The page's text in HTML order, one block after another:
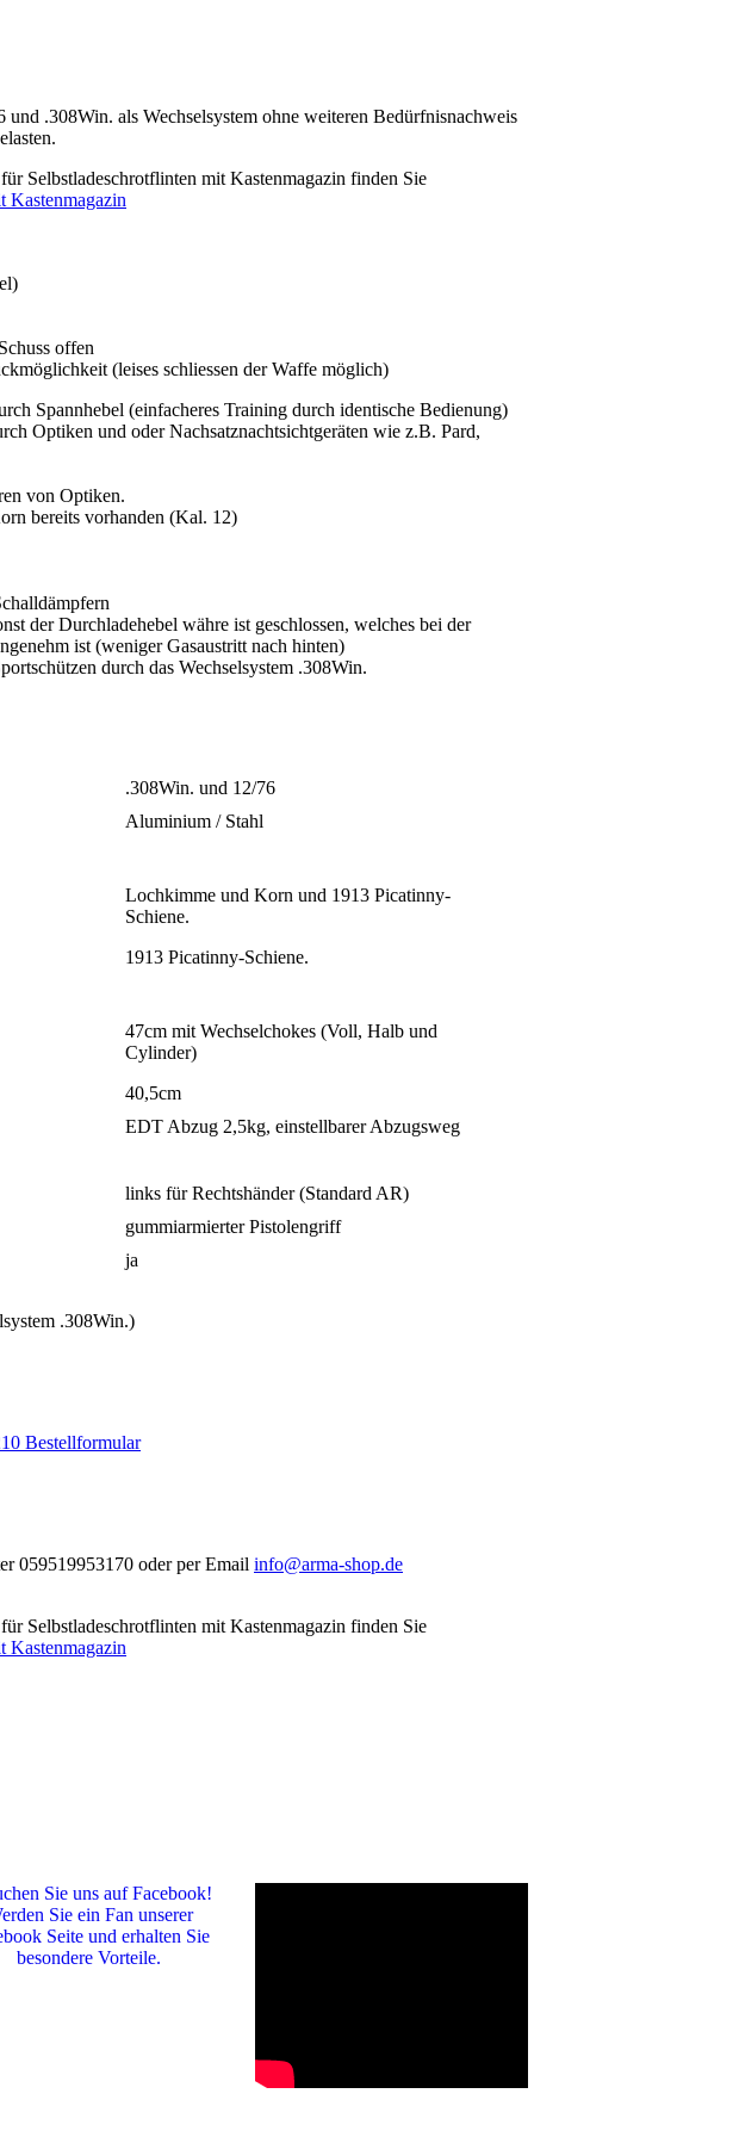
.308Win. als Wechselsystem ohne weiteren Bedürfnisnachweis
Selbstladeschrotflinten mit Kastenmagazin finden Sie
Kastenmagazin
offen
(leises schliessen der Waffe möglich)
Spannhebel (einfacheres Training durch identische Bedienung)
Optiken und oder Nachsatznachtsichtgeräten wie z.B. Pard,
von Optiken.
bereits vorhanden (Kal. 12)
der Durchladehebel währe ist geschlossen, welches bei der
ist (weniger Gasaustritt nach hinten)
durch das Wechselsystem .308Win.
.308Win. und 12/76
Aluminium / Stahl
Lochkimme und Korn und 1913 Picatinny-
Schiene.
1913 Picatinny-Schiene.
47cm mit Wechselchokes (Voll, Halb und
Cylinder)
40,5cm
EDT Abzug 2,5kg, einstellbarer Abzugsweg
links für Rechtshänder (Standard AR)
gummiarmierter Pistolengriff
ja
.308Win.)
Bestellformular
059519953170 oder per Email info@arma-shop.de
Selbstladeschrotflinten mit Kastenmagazin finden Sie
Kastenmagazin
Sie uns auf Facebook!
Sie ein Fan unserer
Seite und erhalten Sie
besondere Vorteile.